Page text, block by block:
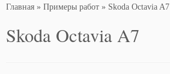
Главная » Примеры работ » Skoda Octavia A7
Skoda Octavia A7